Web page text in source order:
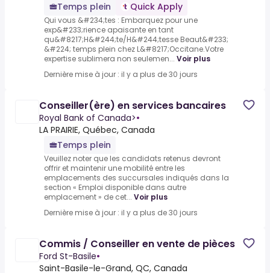
Temps plein
Quick Apply
Qui vous &#234;tes : Embarquez pour une
exp&#233;rience apaisante en tant
qu&#8217;H&#244;te/H&#244;tesse Beaut&#233;
&#224; temps plein chez L&#8217;Occitane.Votre
expertise sublimera non seulemen... Voir plus
Dernière mise à jour : il y a plus de 30 jours
Conseiller(ère) en services bancaires
Royal Bank of Canada>•
LA PRAIRIE, Québec, Canada
Temps plein
Veuillez noter que les candidats retenus devront
offrir et maintenir une mobilité entre les
emplacements des succursales indiqués dans la
section « Emploi disponible dans autre
emplacement » de cet... Voir plus
Dernière mise à jour : il y a plus de 30 jours
Commis / Conseiller en vente de pièces
Ford St-Basile•
Saint-Basile-le-Grand, QC, Canada